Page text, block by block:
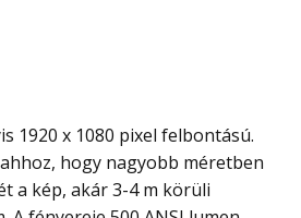
hogy nagyobb méretben
a kép, akár 3-4 m körüli